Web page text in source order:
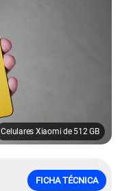
Celulares Xiaomi de 512 GB
FICHA TÉCNICA